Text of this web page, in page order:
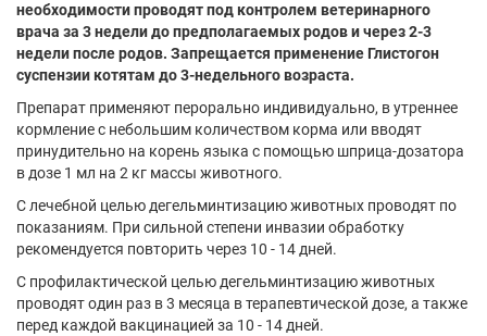
необходимости проводят под контролем ветеринарного
врача за 3 недели до предполагаемых родов и через 2-3
недели после родов. Запрещается применение Глистогон
суспензии котятам до 3-недельного возраста.
Препарат применяют перорально индивидуально, в утреннее
кормление с небольшим количеством корма или вводят
принудительно на корень языка с помощью шприца-дозатора
в дозе 1 мл на 2 кг массы животного.
С лечебной целью дегельминтизацию животных проводят по
показаниям. При сильной степени инвазии обработку
рекомендуется повторить через 10 - 14 дней.
С профилактической целью дегельминтизацию животных
проводят один раз в 3 месяца в терапевтической дозе, а также
перед каждой вакцинацией за 10 - 14 дней.